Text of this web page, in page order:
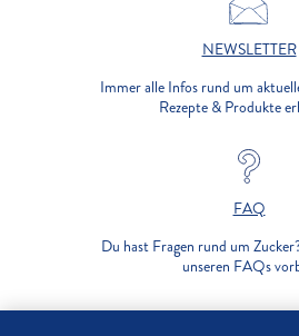
NEWSLETTER
Immer alle Infos rund um
Rezepte & Produkte
FAQ
Du hast Fragen rund um
unseren FAQs